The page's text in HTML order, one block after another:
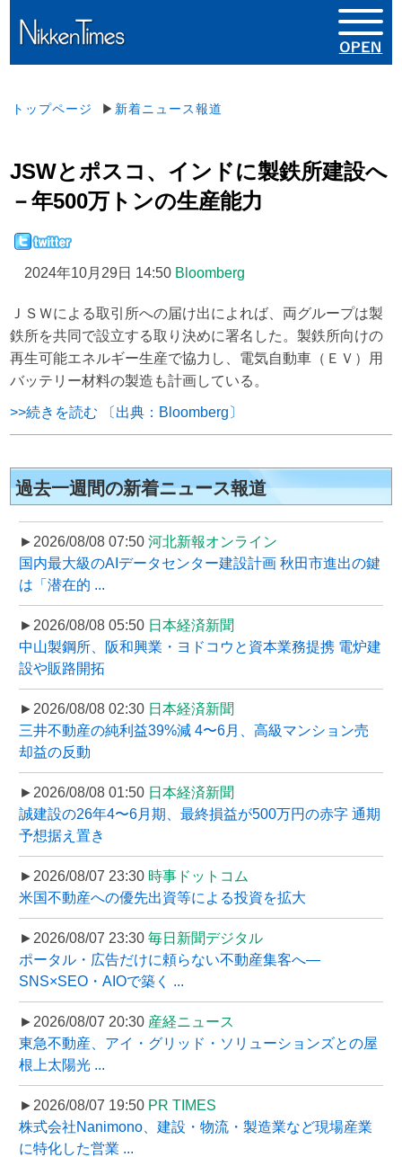
トップページ ▶ 新着ニュース報道
JSWとポスコ、インドに製鉄所建設へ
－年500万トンの生産能力
2024年10月29日 14:50 Bloomberg
ＪＳＷによる取引所への届け出によれば、両グループは製
鉄所を共同で設立する取り決めに署名した。製鉄所向けの
再生可能エネルギー生産で協力し、電気自動車（ＥＶ）用
バッテリー材料の製造も計画している。
>>続きを読む 〔出典：Bloomberg〕
過去一週間の新着ニュース報道
►2026/08/08 07:50 河北新報オンライン
国内最大級のAIデータセンター建設計画 秋田市進出の鍵
は「潜在的 ...
►2026/08/08 05:50 日本経済新聞
中山製鋼所、阪和興業・ヨドコウと資本業務提携 電炉建
設や販路開拓
►2026/08/08 02:30 日本経済新聞
三井不動産の純利益39%減 4〜6月、高級マンション売
却益の反動
►2026/08/08 01:50 日本経済新聞
誠建設の26年4〜6月期、最終損益が500万円の赤字 通期
予想据え置き
►2026/08/07 23:30 時事ドットコム
米国不動産への優先出資等による投資を拡大
►2026/08/07 23:30 毎日新聞デジタル
ポータル・広告だけに頼らない不動産集客へ―
SNS×SEO・AIOで築く ...
►2026/08/07 20:30 産経ニュース
東急不動産、アイ・グリッド・ソリューションズとの屋
根上太陽光 ...
►2026/08/07 19:50 PR TIMES
株式会社Nanimono、建設・物流・製造業など現場産業
に特化した営業 ...